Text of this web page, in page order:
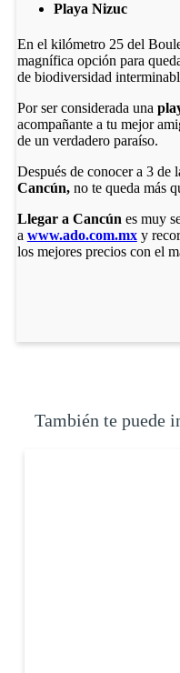
Playa Nizuc
En el kilómetro 25 del
magnífica opción para
de biodiversidad
Por ser considerada una
acompañante a tu mejor
de un verdadero paraíso.
Después de conocer a 3 de
Cancún,no te queda más
Llegar a Cancún es muy
a www.ado.com.mxy
los mejores precios con el
También te puede